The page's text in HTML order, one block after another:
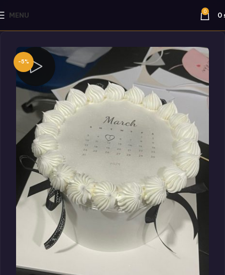
MENU 0 0
-5%